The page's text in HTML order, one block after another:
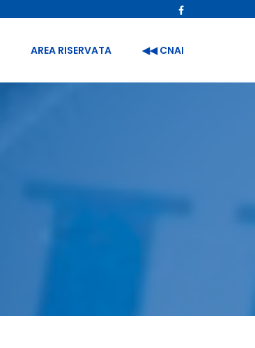
AREA RISERVATA ◀︎◀︎ CNAI